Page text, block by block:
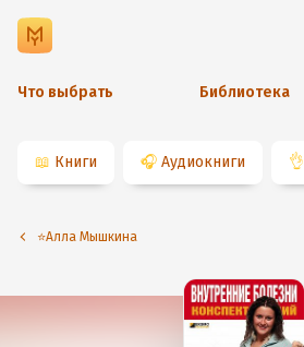
Что выбрать Библиотека
📖 Книги 🎧 Аудиокниги 👌
⭐️Алла Мышкина